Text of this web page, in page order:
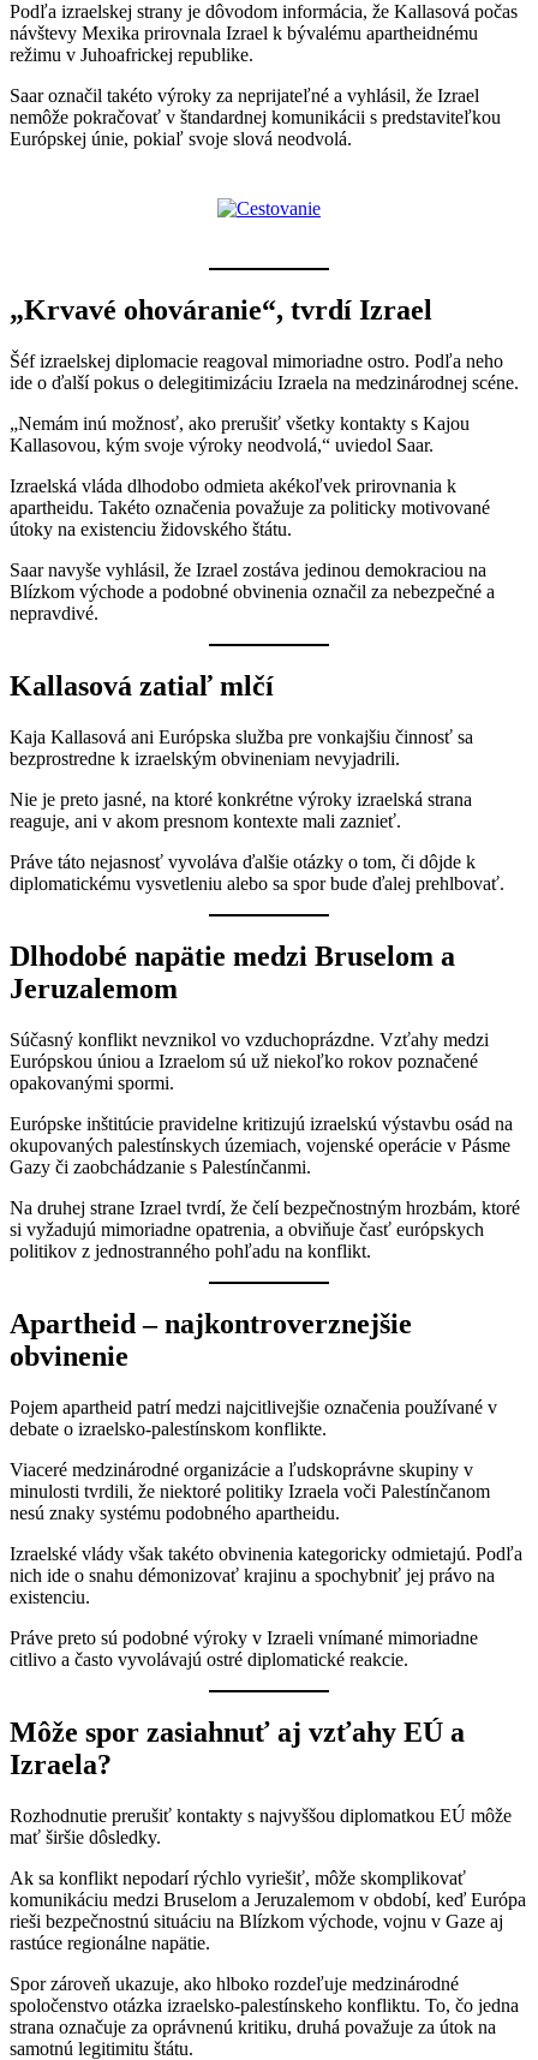
Podľa izraelskej strany je dôvodom informácia, že Kallasová počas
návštevy Mexika prirovnala Izrael k bývalému apartheidnému
režimu v Juhoafrickej republike.
Saar označil takéto výroky za neprijateľné a vyhlásil, že Izrael
nemôže pokračovať v štandardnej komunikácii s predstaviteľkou
Európskej únie, pokiaľ svoje slová neodvolá.
„Krvavé ohováranie“, tvrdí Izrael
Šéf izraelskej diplomacie reagoval mimoriadne ostro. Podľa neho
ide o ďalší pokus o delegitimizáciu Izraela na medzinárodnej scéne.
„Nemám inú možnosť, ako prerušiť všetky kontakty s Kajou
Kallasovou, kým svoje výroky neodvolá,“ uviedol Saar.
Izraelská vláda dlhodobo odmieta akékoľvek prirovnania k
apartheidu. Takéto označenia považuje za politicky motivované
útoky na existenciu židovského štátu.
Saar navyše vyhlásil, že Izrael zostáva jedinou demokraciou na
Blízkom východe a podobné obvinenia označil za nebezpečné a
nepravdivé.
Kallasová zatiaľ mlčí
Kaja Kallasová ani Európska služba pre vonkajšiu činnosť sa
bezprostredne k izraelským obvineniam nevyjadrili.
Nie je preto jasné, na ktoré konkrétne výroky izraelská strana
reaguje, ani v akom presnom kontexte mali zaznieť.
Práve táto nejasnosť vyvoláva ďalšie otázky o tom, či dôjde k
diplomatickému vysvetleniu alebo sa spor bude ďalej prehlbovať.
Dlhodobé napätie medzi Bruselom a
Jeruzalemom
Súčasný konflikt nevznikol vo vzduchoprázdne. Vzťahy medzi
Európskou úniou a Izraelom sú už niekoľko rokov poznačené
opakovanými spormi.
Európske inštitúcie pravidelne kritizujú izraelskú výstavbu osád na
okupovaných palestínskych územiach, vojenské operácie v Pásme
Gazy či zaobchádzanie s Palestínčanmi.
Na druhej strane Izrael tvrdí, že čelí bezpečnostným hrozbám, ktoré
si vyžadujú mimoriadne opatrenia, a obviňuje časť európskych
politikov z jednostranného pohľadu na konflikt.
Apartheid – najkontroverznejšie
obvinenie
Pojem apartheid patrí medzi najcitlivejšie označenia používané v
debate o izraelsko-palestínskom konflikte.
Viaceré medzinárodné organizácie a ľudskoprávne skupiny v
minulosti tvrdili, že niektoré politiky Izraela voči Palestínčanom
nesú znaky systému podobného apartheidu.
Izraelské vlády však takéto obvinenia kategoricky odmietajú. Podľa
nich ide o snahu démonizovať krajinu a spochybniť jej právo na
existenciu.
Práve preto sú podobné výroky v Izraeli vnímané mimoriadne
citlivo a často vyvolávajú ostré diplomatické reakcie.
Môže spor zasiahnuť aj vzťahy EÚ a
Izraela?
Rozhodnutie prerušiť kontakty s najvyššou diplomatkou EÚ môže
mať širšie dôsledky.
Ak sa konflikt nepodarí rýchlo vyriešiť, môže skomplikovať
komunikáciu medzi Bruselom a Jeruzalemom v období, keď Európa
rieši bezpečnostnú situáciu na Blízkom východe, vojnu v Gaze aj
rastúce regionálne napätie.
Spor zároveň ukazuje, ako hlboko rozdeľuje medzinárodné
spoločenstvo otázka izraelsko-palestínskeho konfliktu. To, čo jedna
strana označuje za oprávnenú kritiku, druhá považuje za útok na
samotnú legitimitu štátu.